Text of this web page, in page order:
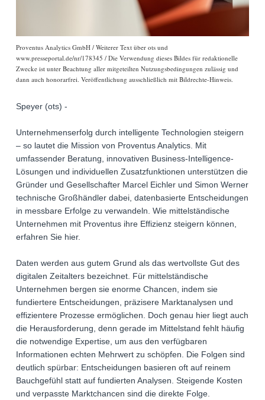
Proventus Analytics GmbH / Weiterer Text über ots und
www.presseportal.de/nr/178345 / Die Verwendung dieses Bildes für redaktionelle
Zwecke ist unter Beachtung aller mitgeteilten Nutzungsbedingungen zulässig und
dann auch honorarfrei. Veröffentlichung ausschließlich mit Bildrechte-Hinweis.
Speyer (ots) -
Unternehmenserfolg durch intelligente Technologien steigern
– so lautet die Mission von Proventus Analytics. Mit
umfassender Beratung, innovativen Business-Intelligence-
Lösungen und individuellen Zusatzfunktionen unterstützen die
Gründer und Gesellschafter Marcel Eichler und Simon Werner
technische Großhändler dabei, datenbasierte Entscheidungen
in messbare Erfolge zu verwandeln. Wie mittelständische
Unternehmen mit Proventus ihre Effizienz steigern können,
erfahren Sie hier.
Daten werden aus gutem Grund als das wertvollste Gut des
digitalen Zeitalters bezeichnet. Für mittelständische
Unternehmen bergen sie enorme Chancen, indem sie
fundiertere Entscheidungen, präzisere Marktanalysen und
effizientere Prozesse ermöglichen. Doch genau hier liegt auch
die Herausforderung, denn gerade im Mittelstand fehlt häufig
die notwendige Expertise, um aus den verfügbaren
Informationen echten Mehrwert zu schöpfen. Die Folgen sind
deutlich spürbar: Entscheidungen basieren oft auf reinem
Bauchgefühl statt auf fundierten Analysen. Steigende Kosten
und verpasste Marktchancen sind die direkte Folge.